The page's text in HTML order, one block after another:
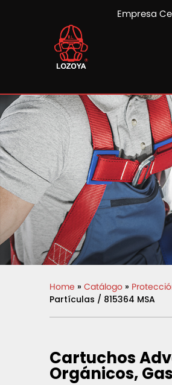
Empresa
Home » Catálogo »
Partículas / 815364 MSA
Cartuchos
Orgánicos,